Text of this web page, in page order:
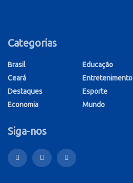
Categorias
Brasil
Ceará
Destaques
Economia
Educação
Entretenimento
Esporte
Mundo
Siga-nos